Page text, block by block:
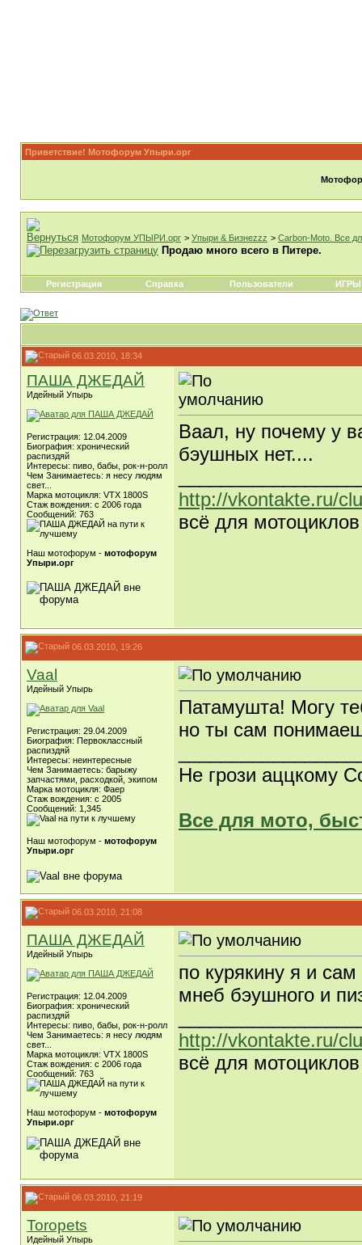
Приветствие! Мотофорум Упыри.орг
Мотофорум УПЫРИ.орг > Упыри & Бизнеzzz > Carbon-Moto. Все
Продаю много всего в Питере.
Регистрация Справка Пользователи ИГРЫ
06.03.2010, 18:34
ПАША ДЖЕДАЙ
Идейный Упырь
Регистрация: 12.04.2009
Биография: хронический
распиздяй
Интересы: пиво, бабы, рок-н-ролл
Чем Занимаетесь: я несу людям
свет...
Марка мотоцикля: VTX 1800S
Стаж вождения: c 2006 года
Сообщений: 763
Наш мотофорум - мотофорум
Упыри.орг
Ваал, ну почему у
бэушных нет....
http://vkontakte.ru/
всё для
06.03.2010, 19:26
Vaal
Идейный Упырь
Регистрация: 29.04.2009
Биография: Первоклассный
распиздяй
Интересы: неинтересные
Чем Занимаетесь: барыжу
запчастями, расходкой, экипом
Марка мотоцикля: Фаер
Стаж вождения: с 2005
Сообщений: 1,345
Наш мотофорум - мотофорум
Упыри.орг
Патамушта! Могу
но ты сам
Не грози аццкому
Все для мото,
06.03.2010, 21:08
ПАША ДЖЕДАЙ
Идейный Упырь
Регистрация: 12.04.2009
Биография: хронический
распиздяй
Интересы: пиво, бабы, рок-н-ролл
Чем Занимаетесь: я несу людям
свет...
Марка мотоцикля: VTX 1800S
Стаж вождения: c 2006 года
Сообщений: 763
Наш мотофорум - мотофорум
Упыри.орг
по курякину я и
мнеб бэушного и
http://vkontakte.ru/
всё для
06.03.2010, 21:19
Toropets
Идейный Упырь